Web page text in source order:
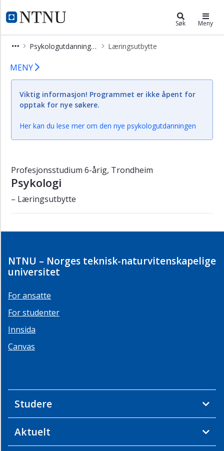
NTNU Hjemmeside
Psykologutdanning; 6-årig løp
Søk Meny
Psykologutdanning; 6-årig løp (CPSY6) Læringsutbytte
Læringsutbytte – psykologi –
×
Studiets
startside
Om
Søk
opptak
oppbygning
Kontakt
Studiemiljø
Læringsutbytte
MENY
Viktig informasjon! Programmet er ikke åpent for
opptak for nye søkere.
Her kan du lese mer om den nye psykologutdanningen
Profesjonsstudium 6-årig, Trondheim
Psykologi
– Læringsutbytte
NTNU – Norges teknisk-naturvitenskapelige
universitet
For ansatte
For studenter
Innsida
Canvas
Studere
Aktuelt